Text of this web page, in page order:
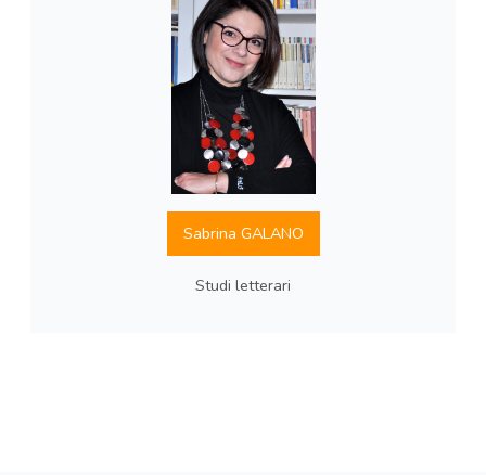
Sabrina GALANO
Studi letterari